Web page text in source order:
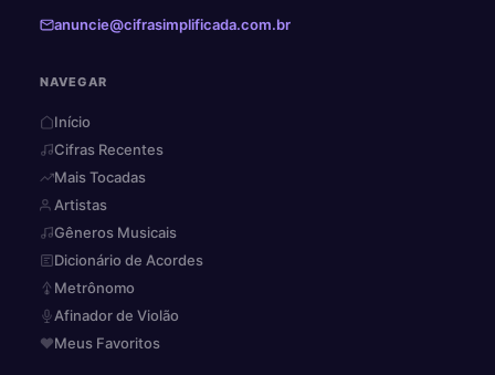
anuncie@cifrasimplificada.com.br
NAVEGAR
Início
Cifras Recentes
Mais Tocadas
Artistas
Gêneros Musicais
Dicionário de Acordes
Metrônomo
Afinador de Violão
Meus Favoritos